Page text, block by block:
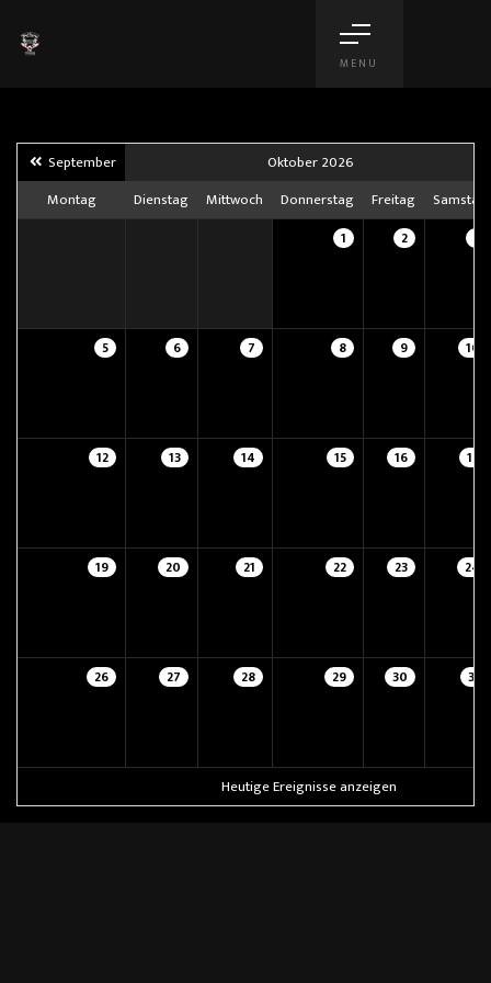
MENU
September
Oktober 2026
Montag
Dienstag Mittwoch Donnerstag Freitag Samstag
1 2
5 6 7 8 9 10
12 13 14 15 16 17
19 20 21 22 23 24
26 27 28 29 30 31
Heutige Ereignisse anzeigen